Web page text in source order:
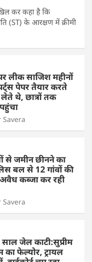
कर कहा है कि
(ST) के आरक्षण में क्रीमी
लीक साजिश महीनों
पेपर तैयार करते
थे, छात्रों तक
Savera
से जमीन छीनने का
बल से 12 गांवों की
कब्जा कर रही
Savera
जेल काटी:सुप्रीम
का फेल्योर, ट्रायल